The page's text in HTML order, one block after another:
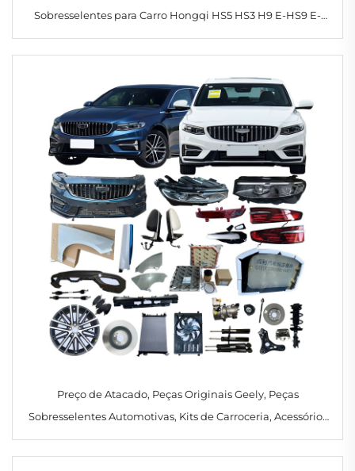
Sobresselentes para Carro Hongqi HS5 HS3 H9 E-HS9 E-
QM5 EQM5, Acessórios em Estoque
Preço de Atacado, Peças Originais Geely, Peças
Sobresselentes Automotivas, Kits de Carroceria, Acessórios
Geely Emgrand Preface 2023 2024 2025